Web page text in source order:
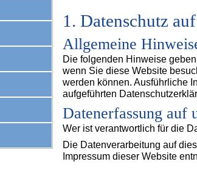
1. Datenschutz
Allgemeine
Die folgenden Hinweise
wenn Sie diese Website
werden können. Ausführliche
aufgeführten
Datenerfassung auf
Wer ist verantwortlich für die
Die Datenverarbeitung auf
Impressum dieser Website